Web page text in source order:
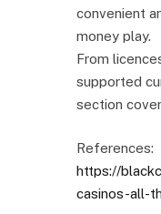
convenient
money play.
From
supported
section
References:
https://
casinos-all-